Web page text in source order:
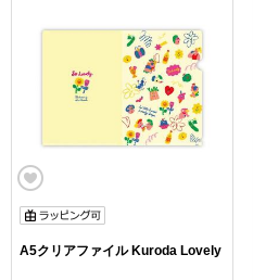
A5クリアファイル Kuroda Lovely